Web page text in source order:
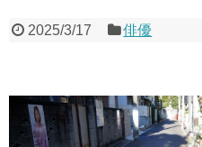
2025/3/17 俳優